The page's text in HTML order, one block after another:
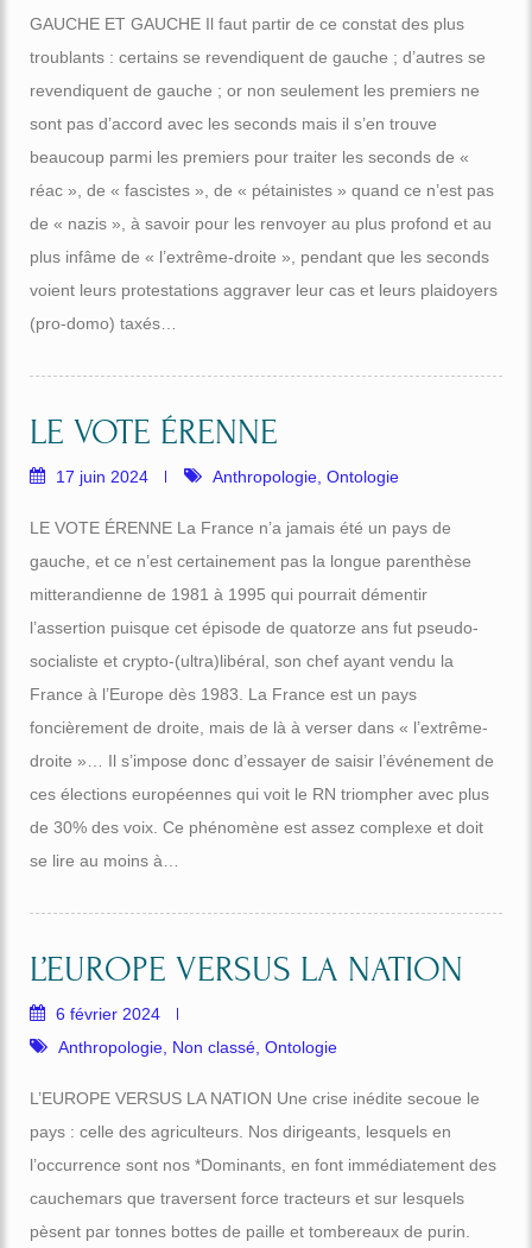
GAUCHE ET GAUCHE Il faut partir de ce constat des plus
troublants : certains se revendiquent de gauche ; d’autres se
revendiquent de gauche ; or non seulement les premiers ne
sont pas d’accord avec les seconds mais il s’en trouve
beaucoup parmi les premiers pour traiter les seconds de «
réac », de « fascistes », de « pétainistes » quand ce n’est pas
de « nazis », à savoir pour les renvoyer au plus profond et au
plus infâme de « l’extrême-droite », pendant que les seconds
voient leurs protestations aggraver leur cas et leurs plaidoyers
(pro-domo) taxés…
LE VOTE ÉRENNE
17 juin 2024 Anthropologie Ontologie
LE VOTE ÉRENNE La France n’a jamais été un pays de
gauche, et ce n’est certainement pas la longue parenthèse
mitterandienne de 1981 à 1995 qui pourrait démentir
l’assertion puisque cet épisode de quatorze ans fut pseudo-
socialiste et crypto-(ultra)libéral, son chef ayant vendu la
France à l’Europe dès 1983. La France est un pays
foncièrement de droite, mais de là à verser dans « l’extrême-
droite »… Il s’impose donc d’essayer de saisir l’événement de
ces élections européennes qui voit le RN triompher avec plus
de 30% des voix. Ce phénomène est assez complexe et doit
se lire au moins à…
L’EUROPE VERSUS LA NATION
6 février 2024
Anthropologie Non classé Ontologie
L’EUROPE VERSUS LA NATION Une crise inédite secoue le
pays : celle des agriculteurs. Nos dirigeants, lesquels en
l’occurrence sont nos *Dominants, en font immédiatement des
cauchemars que traversent force tracteurs et sur lesquels
pèsent par tonnes bottes de paille et tombereaux de purin.